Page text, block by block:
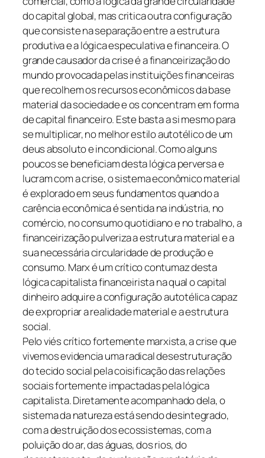
do capital global, mas critica outra configuração
que consiste na separação entre a estrutura
produtiva e a lógica especulativa e financeira. O
grande causador da crise é a financeirização do
mundo provocada pelas instituições financeiras
que recolhem os recursos econômicos da base
material da sociedade e os concentram em forma
de capital financeiro. Este basta a si mesmo para
se multiplicar, no melhor estilo autotélico de um
deus absoluto e incondicional. Como alguns
poucos se beneficiam desta lógica perversa e
lucram com a crise, o sistema econômico material
é explorado em seus fundamentos quando a
carência econômica é sentida na indústria, no
comércio, no consumo quotidiano e no trabalho, a
financeirização pulveriza a estrutura material e a
sua necessária circularidade de produção e
consumo. Marx é um crítico contumaz desta
lógica capitalista financeirista na qual o capital
dinheiro adquire a configuração autotélica capaz
de expropriar a realidade material e a estrutura
social.
Pelo viés crítico fortemente marxista, a crise que
vivemos evidencia uma radical desestruturação
do tecido social pela coisificação das relações
sociais fortemente impactadas pela lógica
capitalista. Diretamente acompanhado dela, o
sistema da natureza está sendo desintegrado,
com a destruição dos ecossistemas, com a
poluição do ar, das águas, dos rios, do